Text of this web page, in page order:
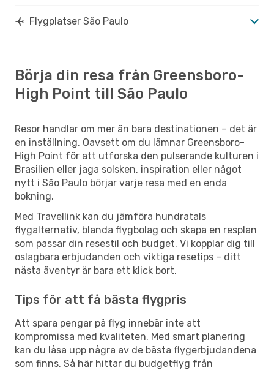
Flygplatser São Paulo
Börja din resa från Greensboro-
High Point till São Paulo
Resor handlar om mer än bara destinationen – det är
en inställning. Oavsett om du lämnar Greensboro-
High Point för att utforska den pulserande kulturen i
Brasilien eller jaga solsken, inspiration eller något
nytt i São Paulo börjar varje resa med en enda
bokning.
Med Travellink kan du jämföra hundratals
flygalternativ, blanda flygbolag och skapa en resplan
som passar din resestil och budget. Vi kopplar dig till
oslagbara erbjudanden och viktiga resetips – ditt
nästa äventyr är bara ett klick bort.
Tips för att få bästa flygpris
Att spara pengar på flyg innebär inte att
kompromissa med kvaliteten. Med smart planering
kan du låsa upp några av de bästa flygerbjudandena
som finns. Så här hittar du budgetflyg från